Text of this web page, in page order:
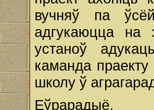
вучняў па ўсёй
адгукаюцца на
устаноў
каманда
школу ў
Еўрарадыё.